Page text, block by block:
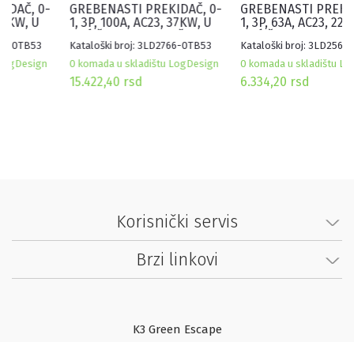
GREBENASTI PREKIDAČ, 0-
1, 3P, 100A, AC23, 37KW, U
Kataloški broj: 3LD2766-0TB53
0 komada u skladištu LogDesign
rsd
GREBENASTI PREKIDAČ, 0-
1, 3P, 63A, AC23, 22KW, U
Kataloški broj: 3LD2565-0TB53
0 komada u skladištu LogDesign
rsd
Korisnički servis
Brzi linkovi
K3 Green Escape